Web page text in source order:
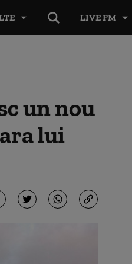
LIVE FM
un nou
lui